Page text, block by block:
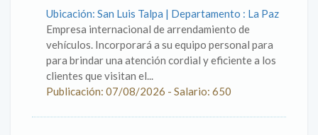
Ubicación: San Luis Talpa | Departamento : La Paz
Empresa internacional de arrendamiento de
vehículos. Incorporará a su equipo personal para
para brindar una atención cordial y eficiente a los
clientes que visitan el...
Publicación: 07/08/2026 - Salario: 650